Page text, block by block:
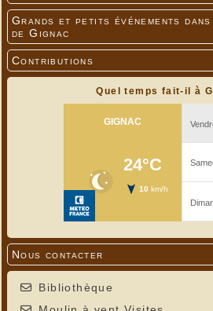
Grands et petits événements
de Gignac
Contributions
Quel temps fait-il à
Nous contacter
Bibliothèque